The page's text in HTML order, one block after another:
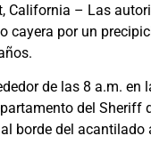
California – Las
cayera por un
de las 8 a.m.
del Sheriff
borde del acantilado